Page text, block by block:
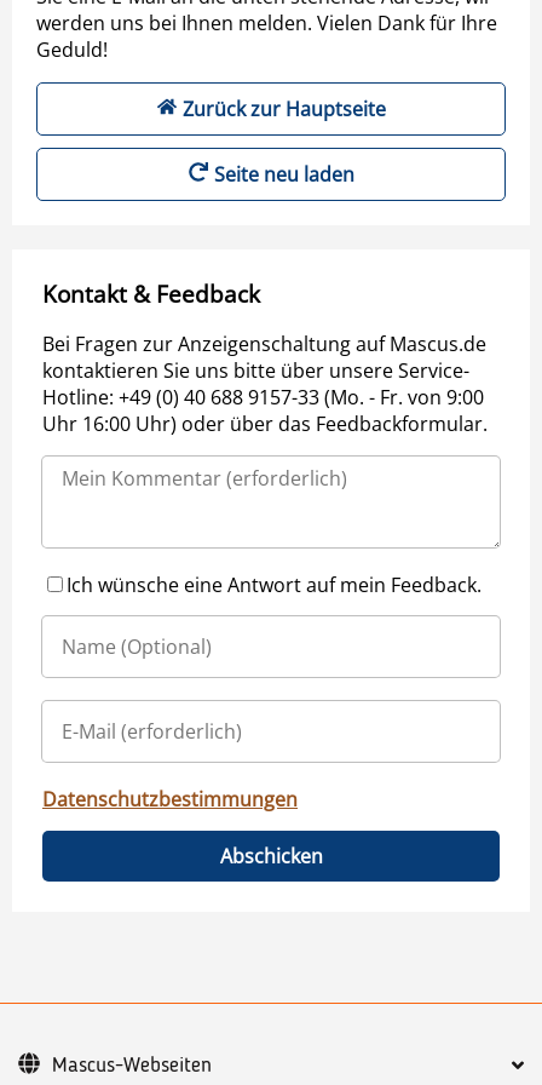
werden uns bei Ihnen melden. Vielen Dank für Ihre
Geduld!
Zurück zur Hauptseite
Seite neu laden
Kontakt & Feedback
Bei Fragen zur Anzeigenschaltung auf Mascus.de
kontaktieren Sie uns bitte über unsere Service-
Hotline: +49 (0) 40 688 9157-33 (Mo. - Fr. von 9:00
Uhr 16:00 Uhr) oder über das Feedbackformular.
Ich wünsche eine Antwort auf mein Feedback.
Datenschutzbestimmungen
Abschicken
Mascus-Webseiten